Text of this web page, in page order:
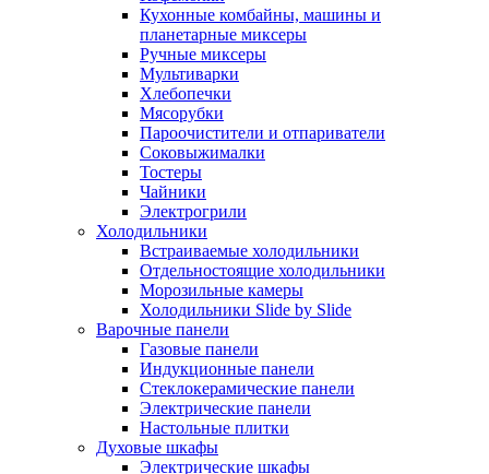
Кухонные комбайны, машины и
планетарные миксеры
Ручные миксеры
Мультиварки
Хлебопечки
Мясорубки
Пароочистители и отпариватели
Соковыжималки
Тостеры
Чайники
Электрогрили
Холодильники
Встраиваемые холодильники
Отдельностоящие холодильники
Морозильные камеры
Холодильники Slide by Slide
Варочные панели
Газовые панели
Индукционные панели
Стеклокерамические панели
Электрические панели
Настольные плитки
Духовые шкафы
Электрические шкафы